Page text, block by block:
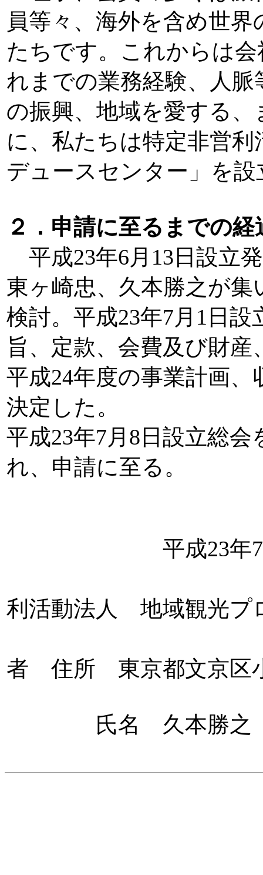
員等々、海外を含め世
たちです。これからは
れまでの業務経験、人
の振興、地域を愛する
に、私たちは特定非営
デュースセンター」を
２．申請に至るまでの経
平成23年6月13日設立
東ヶ崎忠、久本勝之が集
検討。平成23年7月1日
旨、定款、会費及び財産
平成24年度の事業計画
決定した。
平成23年7月8日設立総
れ、申請に至る。
平成23年7月
利活動法人 地域観光プ
者 住所 東京都文京区
氏名 久本勝之